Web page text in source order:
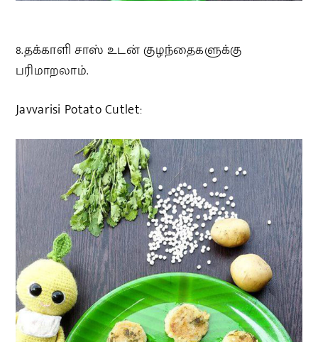
8.தக்காளி சாஸ் உடன் குழந்தைகளுக்கு
பரிமாறலாம்.
Javvarisi Potato Cutlet: